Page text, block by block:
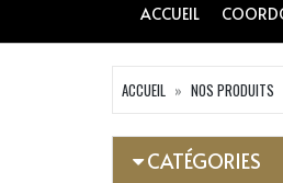
ACCUEIL
ACCUEIL NOS PRODUITS
CATÉGORIES